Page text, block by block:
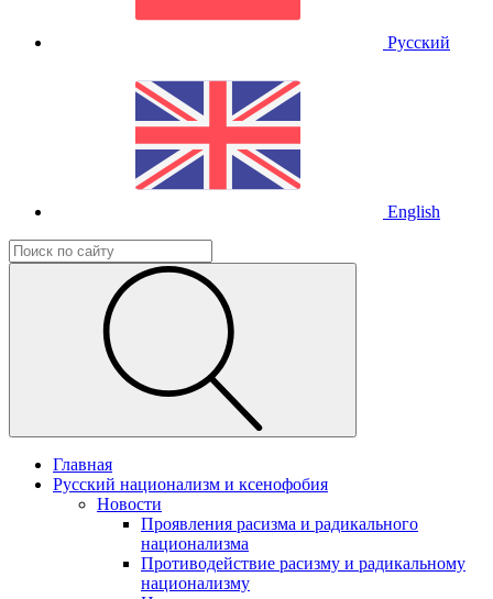
Русский
English
Главная
Русский национализм и ксенофобия
Новости
Проявления расизма и радикального
национализма
Противодействие расизму и радикальному
национализму